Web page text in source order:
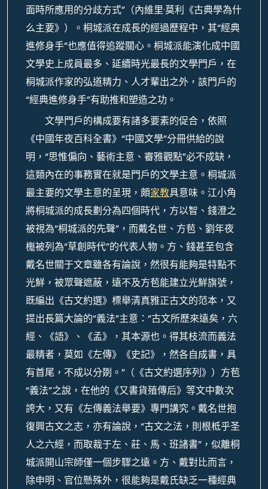
面時所應用的分歧方式”（內維里·莫利《古典學為什
么主要》）。桐城派在成長的經過歷程中，其“經典
進修身手”也應值得追蹤關心。桐城派能演化成中國
文學史上成員最多、延續時光最長的文學門戶，在
桐城派作家的弘道精力、人才輩出之外，該門戶的
“經典進修身手”有助推和塑造之功。
文學門戶的構成要有諸多要素的促合，依照
《中國年夜百科全書》“中國文學”分冊供給的說
明，“思惟偏向、藝術主意、審雅觀點”必不成缺，
這類內在的事務實在就是門戶的文學主意。桐城派
最主要的文學主意的呈現，頗家教具意味。江小角
將桐城派的成長劃分為四個時代，方以智、錢澄之
被視為“桐城派的先聲”，而戴名世、方苞、劉年夜
櫆被列為“草創時代”的代表人物。方、錢甚至包含
戴名世關于文章雖各有論說，然很有能夠是特點不
光鮮，被眾聲遮蔽，遠不及方苞能建立光鮮旗號，
既編出《古文約選》標舉清真雅正古文的范本，又
提出長篇大論的“義法”主意：“古文所歷來遠矣，六
經、《語》、《孟》，其本源也。得其枝流而義法
最精者，莫如《左傳》《史記》，然各自成書，具
有首尾，不成以分剟。”（《古文約選序列》）方苞
“義法”之說，在他的《又書貨殖傳后》等文中數次
誇大，又有《左傳義法舉要》專門講究。戴名世抱
復興古文之志，亦有論說，“古文之法，則根柢乎圣
人之六經，而取裁于左、莊、馬、班諸書”，似離桐
城派開山宗師僅一個步驟之遠。方、戴對比而言，
除申明、官位懸殊外，很能夠是戴氏缺乏一種經典